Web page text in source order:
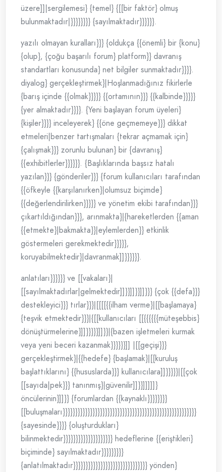
üzere]]|sergilemesi} {temel} {[[bir faktör} olmuş
bulunmaktadır|}}}}}}}} {sayılmaktadır}}}}}}.
yazılı olmayan kuralları}}} {oldukça {{önemli} bir {konu}
{olup}, {çoğu başarılı forum} platform}} davranış
standartları konusunda} net bilgiler sunmaktadır}}}}.
diyalog} gerçekleştirmek}|Hoşlanmadığınız fikirlerle
{barış içinde {{olmak}}}}} {{ortamının}}} {{kalbinde}}}}}
{yer almaktadır}}}}. {Yeni başlayan forum üyeleri}
{kişiler}}}} inceleyerek} {{öne geçmemeye}}} dikkat
etmeleri|benzer tartışmaları {tekrar açmamak için}
{çalışmak}}} zorunlu bulunan} bir {davranış}
{{exhibitlerler}}}}}}. {Başlıklarında başsız hatalı
yazılan}}} {gönderiler}}} {forum kullanıcıları tarafından
{{öfkeyle {{karşılanırken}|olumsuz biçimde}
{{değerlendirilirken}}}}} ve yönetim ekibi tarafından}}}
çıkartıldığından}}}, arınmakta}|{hareketlerden {{aman
{{etmekte}|bakmakta}}|eylemlerden}} etkinlik
göstermeleri gerekmektedir}}}}},
koruyabilmektedir}|davranmak]]}}}}}}.
anlatıları}}}}}} ve [[vakaları}|
[[sayılmaktadırlar|gelmektedir]]}}]]}}]]}}} {çok {{defa}}}
destekleyici}}} tırlar}}}|[[[[{{ilham verme}|[[başlamaya}
{teşvik etmektedir}}}|{[[kullanıcıları [[{{{{{{müteşebbis}
dönüştürmelerine}]]}}}}}]]}}|{bazen işletmeleri kurmak
veya yeni beceri kazanmak}}}}}}]] |[[geçişi}}}
gerçekleştirmek}|{{hedefe} {başlamak}|[[kuruluş
başlattıklarını} {{hususlarda}}} kullanıcılara]]}}}}}|[[çok
[[sayıda|pek}}} tanınmış}|güvenilir]]}}]]]]]}
öncülerinin}]]}} {forumlardan {{kaynaklı}}}}}}}}
[[buluşmaları}}}}}}}}}}}}}}}}}}}}}}}}}}}}}}}}}}}}}}}}}}}}}}}}}}}}}}
{sayesinde}}}} {oluşturdukları}
bilinmektedir}}}}}}}}}}}}}}}}}}}} hedeflerine {{eriştikleri}
biçiminde} sayılmaktadır}}}}}}}}}
{anlatılmaktadır}}}}}}}}}}}}}}}}}}}}}}}}}}}}}} yönden}